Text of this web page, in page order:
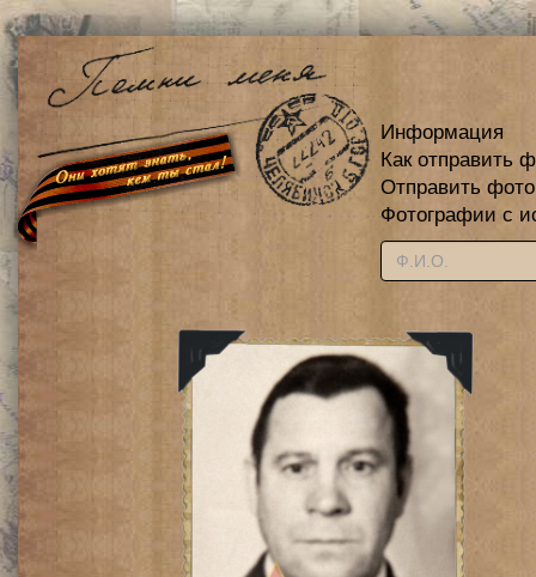
Информация
Как отправить
Отправить
Фотографии с